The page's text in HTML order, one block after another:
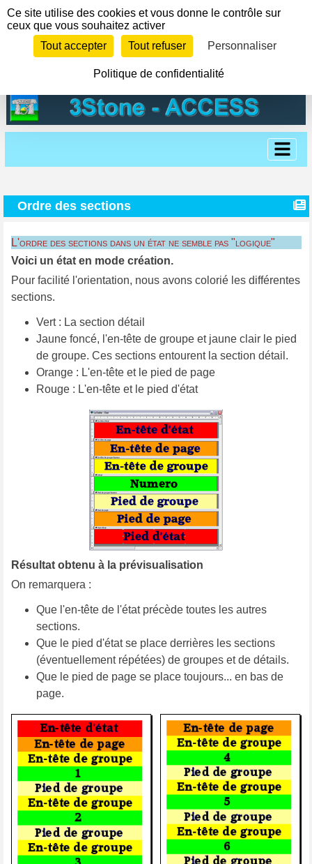
Ordre des sections
L'ordre des sections dans un état ne semble pas "logique"
Voici un état en mode création.
Pour facilité l'orientation, nous avons colorié les différentes
sections.
Vert : La section détail
Jaune foncé, l'en-tête de groupe et jaune clair le pied
de groupe. Ces sections entourent la section détail.
Orange : L'en-tête et le pied de page
Rouge : L'en-tête et le pied d'état
Résultat obtenu à la prévisualisation
On remarquera :
Que l'en-tête de l'état précède toutes les autres
sections.
Que le pied d'état se place derrières les sections
(éventuellement répétées) de groupes et de détails.
Que le pied de page se place toujours... en bas de
page.
Panneau de gestion des cookies
Ce site utilise des cookies et vous donne le contrôle sur
ceux que vous souhaitez activer
Tout accepter
Tout refuser Personnaliser
Politique de confidentialité